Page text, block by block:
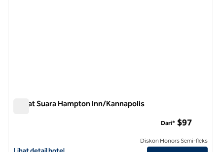
Kawat Suara Hampton Inn/Kannapolis
Lihat detail hotel untuk Hampton Inn Concord/Kannapolis
Dari* $97
Diskon Honors Semi-fleks